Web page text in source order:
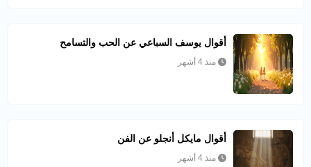
أقوال يوسف السباعي عن الحب والتسامح
منذ 4 أشهر
أقوال مايكل أنجلو عن الفن
منذ 4 أشهر